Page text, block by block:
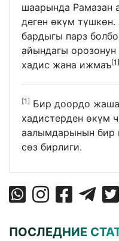
шаарында Рамазан
деген өкүм
бардыгы парз
айындагы орозонун
хадис жана ижмаъ[1]
[1] Бир доордо
хадистерден өкүм
аалымдарынын бир
сөз бирлиги.
ПОСЛЕДНИЕ